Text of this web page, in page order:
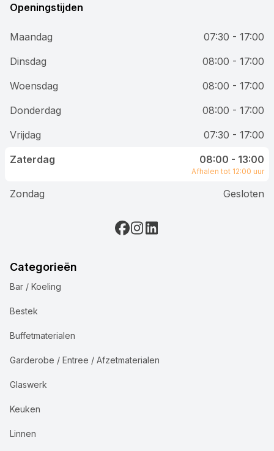
Openingstijden
Maandag
07:30 - 17:00
Dinsdag
08:00 - 17:00
Woensdag
08:00 - 17:00
Donderdag
08:00 - 17:00
Vrijdag
07:30 - 17:00
Zaterdag
08:00 - 13:00
Afhalen tot 12:00 uur
Zondag Gesloten
Categorieën
Bar / Koeling
Bestek
Buffetmaterialen
Garderobe / Entree / Afzetmaterialen
Glaswerk
Keuken
Linnen